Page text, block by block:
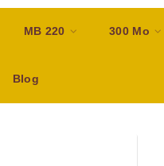
MB 220 300 Mo
Blog